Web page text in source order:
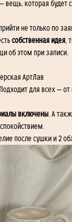
вещь, которая будет
не только по
собственная идея,
об этом при записи.
АртЛав
для всех —
включены. А
после сушки и 2